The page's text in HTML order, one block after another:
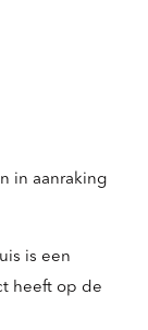
in aanraking
is een
heeft op de